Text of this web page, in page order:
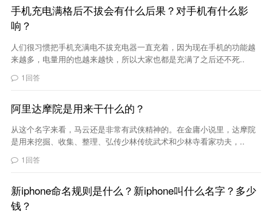
手机充电满格后不拔会有什么后果？对手机有什么影
响？
人们很习惯把手机充满电不拔充电器一直充着，因为现在手机的功能越
来越多，电量用的也越来越快，所以大家也都是充满了之后还不死..
1回答
阿里达摩院是用来干什么的？
从这个名字来看，马云还是非常有武侠精神的。在金庸小说里，达摩院
是用来挖掘、收集、整理、弘传少林传统武术和少林寺看家功夫，..
1回答
新iphone命名规则是什么？新iphone叫什么名字？多少
钱？